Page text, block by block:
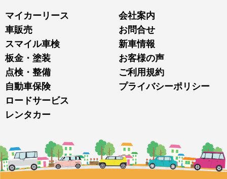
マイカーリース
車販売
スマイル車検
板金・塗装
点検・整備
自動車保険
ロードサービス
レンタカー
会社案内
お問合せ
新車情報
お客様の声
ご利用規約
プライバシーポリシー